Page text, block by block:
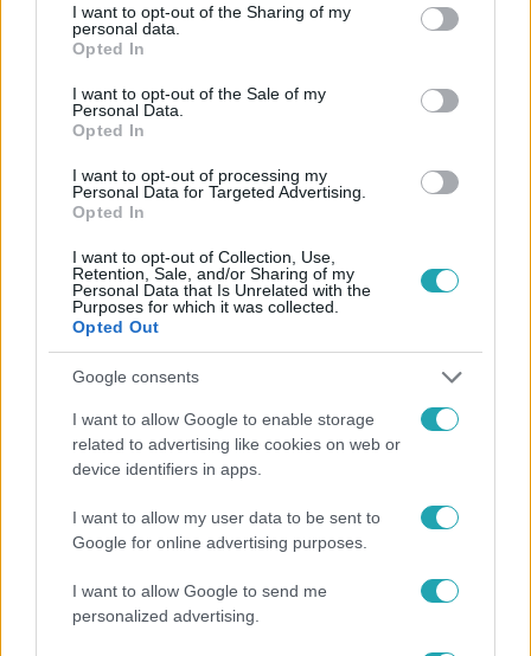
not limited to your visit or usage behaviour. You may click to
grant or deny consent to Google and its third-party tags to
use your data for below specified purposes in below Google
consent section.
I want to opt-out of the Sharing of my
personal data.
Opted In
I want to opt-out of the Sale of my
Personal Data.
Opted In
I want to opt-out of processing my
Personal Data for Targeted Advertising.
Opted In
I want to opt-out of Collection, Use,
Retention, Sale, and/or Sharing of my
Personal Data that Is Unrelated with the
Purposes for which it was collected.
Opted Out
Google consents
I want to allow Google to enable storage
related to advertising like cookies on web or
device identifiers in apps.
I want to allow my user data to be sent to
Google for online advertising purposes.
I want to allow Google to send me
personalized advertising.
hírekről a Facebookon is!
Követem
FERENCVÁROS # PINCE #TÁRSASHÁZ